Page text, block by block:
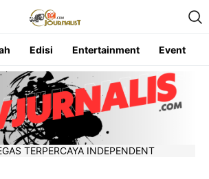
Edisi Entertainment Event
TERPERCAYA INDEPENDENT